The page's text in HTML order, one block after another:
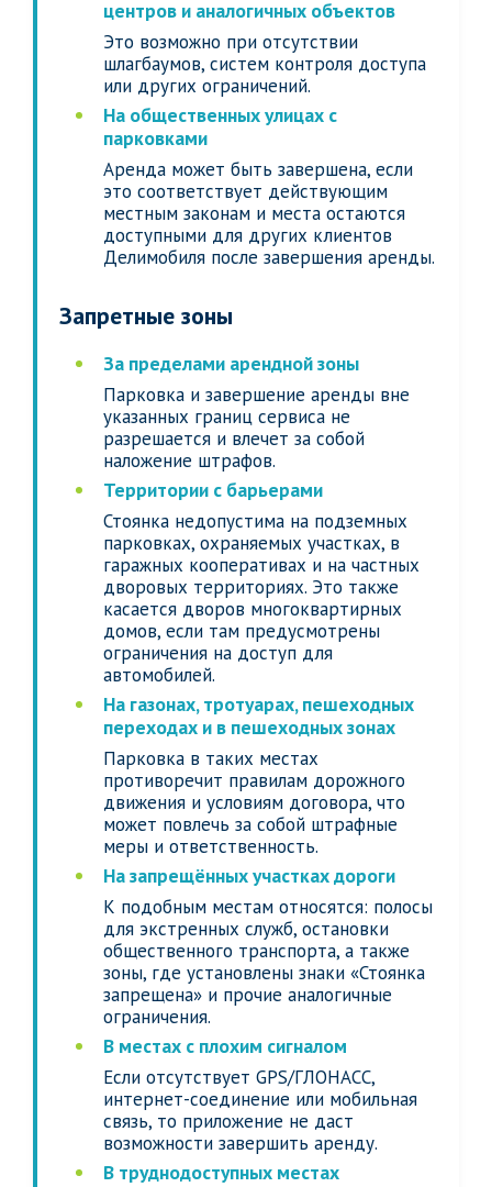
центров и аналогичных объектов
Это возможно при отсутствии
шлагбаумов, систем контроля доступа
или других ограничений.
На общественных улицах с
парковками
Аренда может быть завершена, если
это соответствует действующим
местным законам и места остаются
доступными для других клиентов
Делимобиля после завершения аренды.
Запретные зоны
За пределами арендной зоны
Парковка и завершение аренды вне
указанных границ сервиса не
разрешается и влечет за собой
наложение штрафов.
Территории с барьерами
Стоянка недопустима на подземных
парковках, охраняемых участках, в
гаражных кооперативах и на частных
дворовых территориях. Это также
касается дворов многоквартирных
домов, если там предусмотрены
ограничения на доступ для
автомобилей.
На газонах, тротуарах, пешеходных
переходах и в пешеходных зонах
Парковка в таких местах
противоречит правилам дорожного
движения и условиям договора, что
может повлечь за собой штрафные
меры и ответственность.
На запрещённых участках дороги
К подобным местам относятся: полосы
для экстренных служб, остановки
общественного транспорта, а также
зоны, где установлены знаки «Стоянка
запрещена» и прочие аналогичные
ограничения.
В местах с плохим сигналом
Если отсутствует GPS/ГЛОНАСС,
интернет-соединение или мобильная
связь, то приложение не даст
возможности завершить аренду.
В труднодоступных местах